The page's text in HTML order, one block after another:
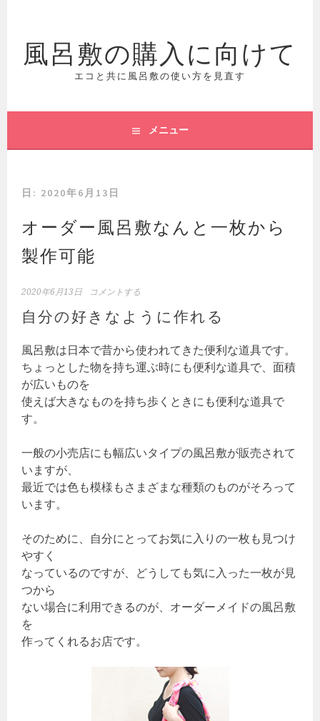
ス
ッ
風呂敷の購入に向けて
エコと共に風呂敷の使い方を見直す
メニュー
日: 2020年6月13日
オーダー風呂敷なんと一枚から
製作可能
2020年6月13日 コメントする
自分の好きなように作れる
風呂敷は日本で昔から使われてきた便利な道具です。
ちょっとした物を持ち運ぶ時にも便利な道具で、面積
が広いものを
使えば大きなものを持ち歩くときにも便利な道具で
す。
一般の小売店にも幅広いタイプの風呂敷が販売されて
いますが、
最近では色も模様もさまざまな種類のものがそろって
います。
そのために、自分にとってお気に入りの一枚も見つけ
やすく
なっているのですが、どうしても気に入った一枚が見
つから
ない場合に利用できるのが、オーダーメイドの風呂敷
を
作ってくれるお店です。